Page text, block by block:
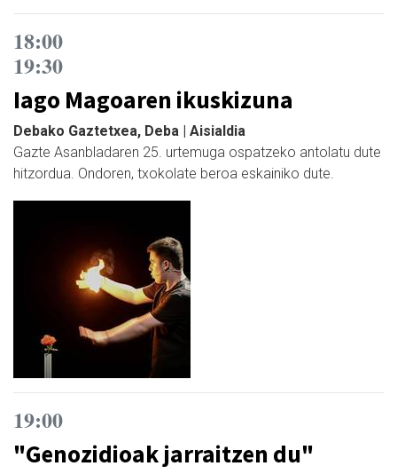
18:00
19:30
Iago Magoaren ikuskizuna
Debako Gaztetxea, Deba | Aisialdia
Gazte Asanbladaren 25. urtemuga ospatzeko antolatu dute
hitzordua. Ondoren, txokolate beroa eskainiko dute.
19:00
"Genozidioak jarraitzen du"